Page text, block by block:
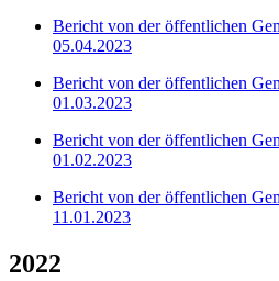
Bericht von der öffentlichen
05.04.2023
Bericht von der öffentlichen
01.03.2023
Bericht von der öffentlichen
01.02.2023
Bericht von der öffentlichen
11.01.2023
2022